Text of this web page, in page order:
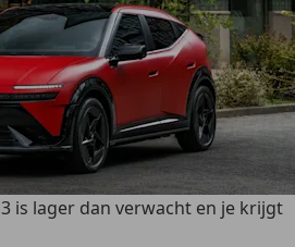
is lager dan verwacht en je krijgt